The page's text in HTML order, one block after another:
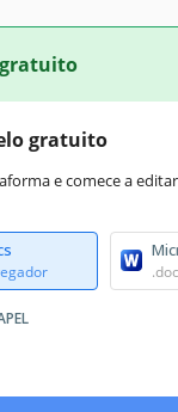
gratuito
e comece a